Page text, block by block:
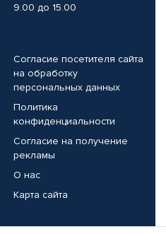
9.00 до 15.00
Согласие посетителя сайта
на обработку
персональных данных
Политика
конфиденциальности
Согласие на получение
рекламы
О нас
Карта сайта